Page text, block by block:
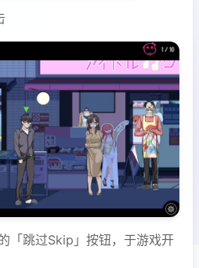
「跳过Skip」按钮，于游戏开